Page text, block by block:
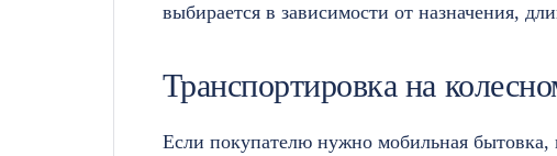
выбирается в зависимости от назначения,
Транспортировка на
Если покупателю нужно мобильная бытовка,